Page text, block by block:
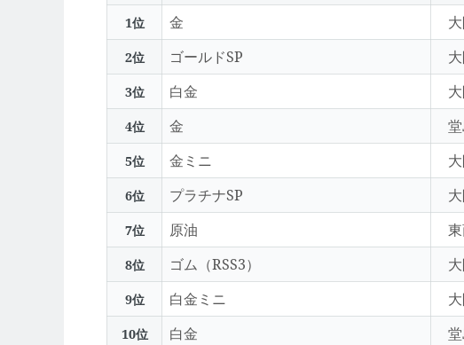
1位
金
2位 ゴールドSP
3位 白金
4位 金
5位 金ミニ
6位 プラチナSP
7位 原油
8位 ゴム（RSS3）
9位 白金ミニ
10位 白金